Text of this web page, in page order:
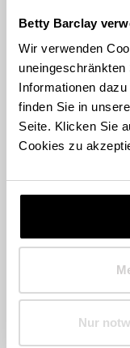
Betty Barclay
Wir verwenden
Informationen
finden Sie in
Seite. Klicken Sie
Cookies zu
Nur